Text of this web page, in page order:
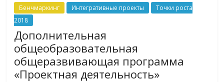
Бенчмаркинг Интегративные проекты
Точки роста
2018
Дополнительная
общеобразовательная
общеразвивающая программа
«Проектная деятельность»